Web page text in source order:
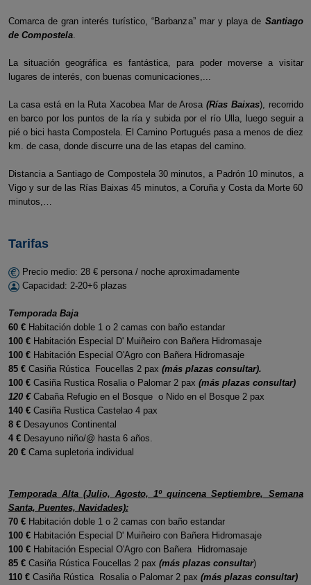
Comarca de gran interés turístico, “Barbanza” mar y playa de Santiago
de Compostela.
La situación geográfica es fantástica, para poder moverse a visitar
lugares de interés, con buenas comunicaciones,...
La casa está en la Ruta Xacobea Mar de Arosa (Rías Baixas), recorrido
en barco por los puntos de la ría y subida por el río Ulla, luego seguir a
pié o bici hasta Compostela. El Camino Portugués pasa a menos de diez
km. de casa, donde discurre una de las etapas del camino.
Distancia a Santiago de Compostela 30 minutos, a Padrón 10 minutos, a
Vigo y sur de las Rías Baixas 45 minutos, a Coruña y Costa da Morte 60
minutos,…
Tarifas
Precio medio: 28 € persona / noche aproximadamente
Capacidad: 2-20+6 plazas
Temporada Baja
60 €Habitación doble 1 o 2 camas con baño estandar
100 €Habitación Especial D' Muiñeiro con Bañera Hidromasaje
100 € Habitación Especial O'Agro con Bañera Hidromasaje
85 €Casiña Rústica Foucellas 2 pax (más plazas consultar).
100 €Casiña Rustica Rosalia o Palomar 2 pax (más plazas consultar)
120 € Cabaña Refugio en el Bosque o Nido en el Bosque 2 pax
140 €Casiña Rustica Castelao 4 pax
8 €Desayunos Continental
4 €Desayuno niño/@ hasta 6 años.
20 €Cama supletoria individual
Temporada Alta (Julio, Agosto, 1º quincena Septiembre, Semana
Santa, Puentes, Navidades):
70 €Habitación doble 1 o 2 camas con baño estandar
100 €Habitación Especial D' Muiñeiro con Bañera Hidromasaje
100 €Habitación Especial O'Agro con Bañera Hidromasaje
85 €Casiña Rústica Foucellas 2 pax (más plazas consultar)
110 €Casiña Rústica Rosalia o Palomar 2 pax (más plazas consultar)